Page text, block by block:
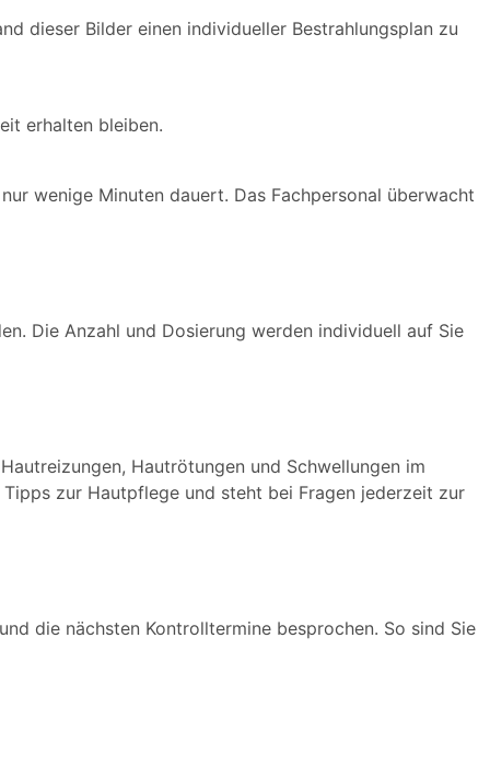
dieser Bilder einen individueller Bestrahlungsplan zu
erhalten bleiben.
wenige Minuten dauert. Das Fachpersonal überwacht
Die Anzahl und Dosierung werden individuell auf Sie
Hautrötungen und Schwellungen im
zur Hautpflege und steht bei Fragen jederzeit zur
die nächsten Kontrolltermine besprochen. So sind Sie